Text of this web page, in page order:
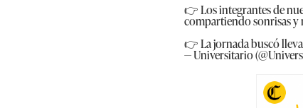
👉 Los integrantes de
compartiendo sonrisas y
👉 La jornada buscó
— Universitario